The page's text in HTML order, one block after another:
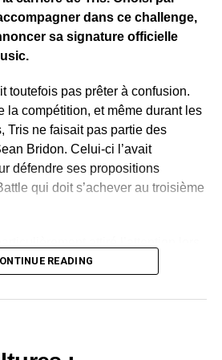
Telegram
Email
>>
dans ce challenge,
sa signature officielle
toutefois pas prêter à confusion.
la compétition, et même durant les
Tris ne faisait pas partie des
Bridon. Celui-ci l’avait
défendre ses propositions
qui doit s’achever au troisième
concours. Sur un morceau
a retrouvé cette lumière qui
remis en cause. C’est plutôt
READING